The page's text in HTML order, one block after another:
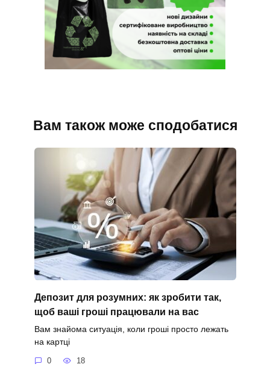
Вам також може сподобатися
Депозит для розумних: як зробити так,
щоб ваші гроші працювали на вас
Вам знайома ситуація, коли гроші просто лежать
на картці
0 18